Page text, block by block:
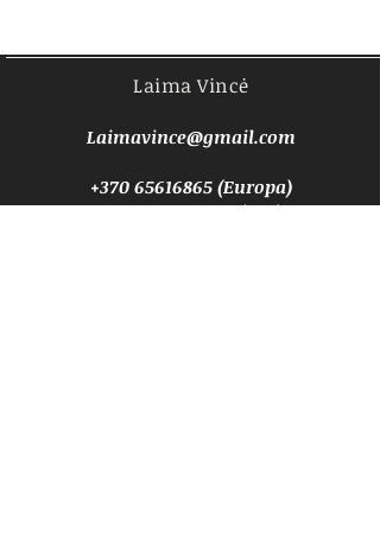
Laima Vincė
Laimavince@gmail.com
+370 65616865(Europa)
1-207-272-7040 (JAV)